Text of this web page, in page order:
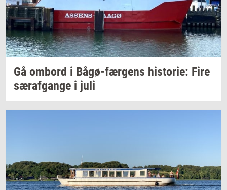
Gå om­bord i Bågø-​færgens hi­sto­rie: Fire
sær­af­gan­ge i juli